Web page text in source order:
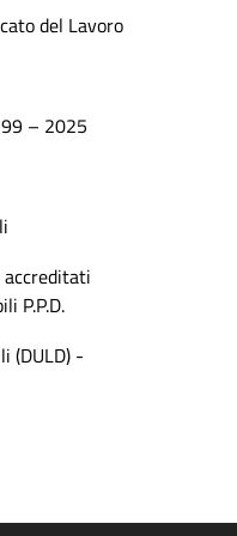
del Lavoro
– 2025
P.P.D.
(DULD) -